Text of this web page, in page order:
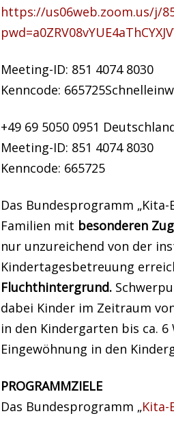
https://us06web.zoom.us/j/
Meeting-ID: 851 4074 8030
Kenncode:
+49 69 5050 0951
Meeting-ID: 851 4074 8030
Kenncode: 665725
Das Bundesprogramm
Familien mit besonderen
nur unzureichend von der
Kindertagesbetreuung
Fluchthintergrund.
dabei Kinder im Zeitraum
in den Kindergarten bis ca.
Eingewöhnung in den
PROGRAMMZIELE
Das Bundesprogramm „Kita-